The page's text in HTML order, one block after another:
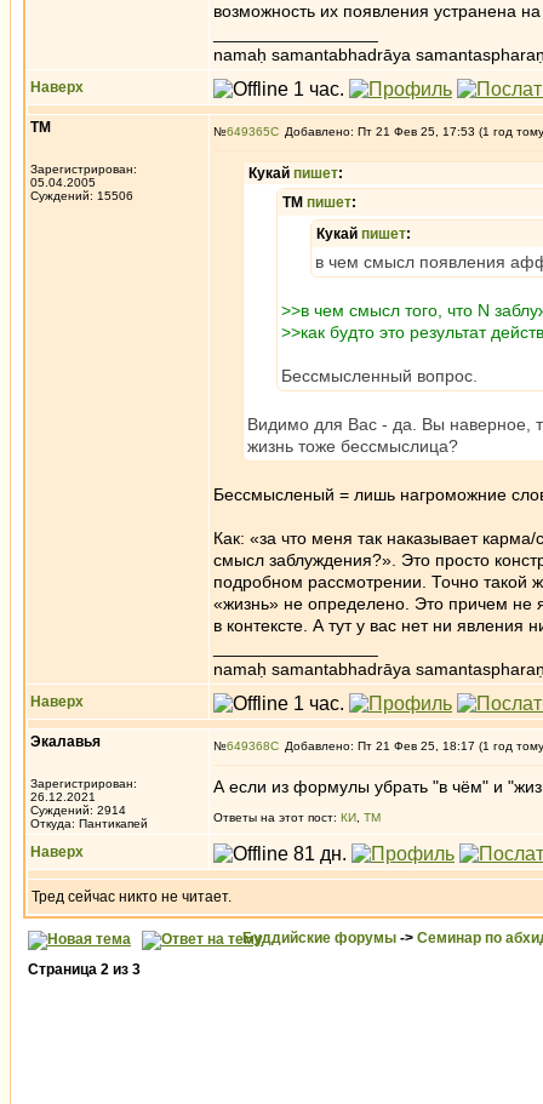
возможность их появления устранена
namaḥ samantabhadrāya
Наверх
ТМ
Зарегистрирован:
05.04.2005
Суждений: 15506
№649365 Добавлено: Пт 21 Фев 25, 17:53 (1 год
Кукай пишет:
ТМ пишет:
Кукай пишет:
в чем смысл появления
>>в чем смысл того, что N
>>как будто это результат
Бессмысленный вопрос.
Видимо для Вас - да. Вы наверное,
жизнь тоже бессмыслица?
Бессмысленый = лишь нагроможние
Как: «за что меня так наказывает
смысл заблуждения?». Это просто
подробном рассмотрении. Точно такой
«жизнь» не определено. Это причем не
в контексте. А тут у вас нет ни явления
namaḥ samantabhadrāya
Наверх
Экалавья
Зарегистрирован:
26.12.2021
Суждений: 2914
Откуда: Пантикапей
№649368 Добавлено: Пт 21 Фев 25, 18:17 (1 год
А если из формулы убрать "в чём" и
Ответы на этот пост: КИ ТМ
Наверх
Тред сейчас никто не читает.
Буддийские форумы -> Семинар по
Страница 2 из 3